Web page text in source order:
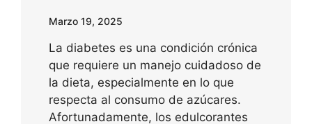
Marzo 19, 2025
La diabetes es una condición crónica
que requiere un manejo cuidadoso de
la dieta, especialmente en lo que
respecta al consumo de azúcares.
Afortunadamente, los edulcorantes